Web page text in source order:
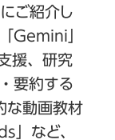
ご紹介し
Gemini」
援、研究
要約する
な動画教材
」など、